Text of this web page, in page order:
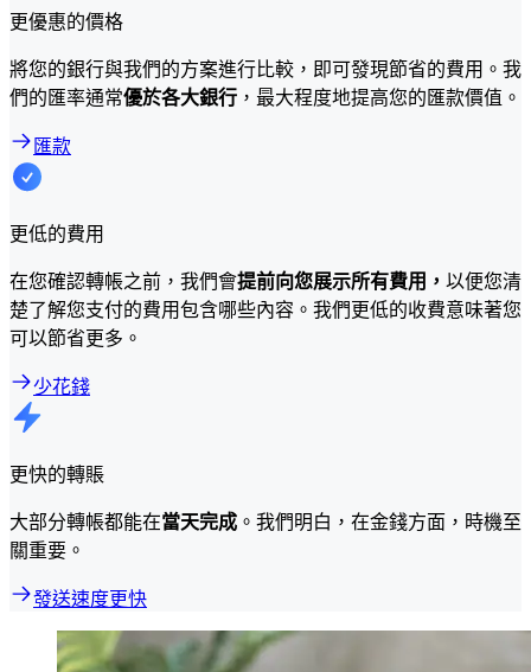
更優惠的價格
將您的銀行與我們的方案進行比較，即可發現節省的費用。我
們的匯率通常優於各大銀行 ，最大程度地提高您的匯款價值。
匯款
更低的費用
在您確認轉帳之前，我們會提前向您展示所有費用， 以便您清
楚了解您支付的費用包含哪些內容。我們更低的收費意味著您
可以節省更多。
少花錢
更快的轉賬
大部分轉帳都能在當天完成 。我們明白，在金錢方面，時機至
關重要。
發送速度更快